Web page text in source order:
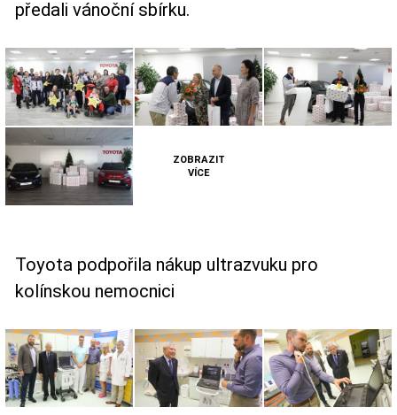
předali vánoční sbírku.
ZOBRAZIT
VÍCE
Toyota podpořila nákup ultrazvuku pro
kolínskou nemocnici